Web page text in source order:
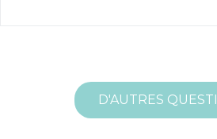
D'AUTRES